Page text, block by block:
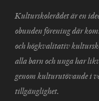
Kulturskolerådet är en
obunden förening där
och högkvalitativ
alla barn och unga har
genom kulturutövande i
tillgänglighet.